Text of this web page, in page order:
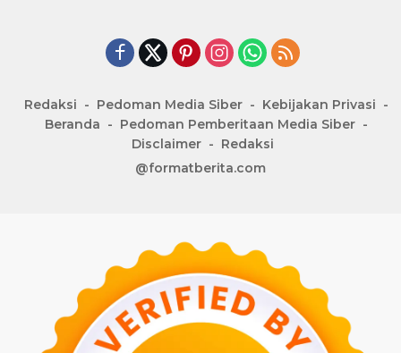
Redaksi Pedoman Media Siber
Kebijakan Privasi
Beranda
Pedoman Pemberitaan Media Siber
Disclaimer
Redaksi
@formatberita.com